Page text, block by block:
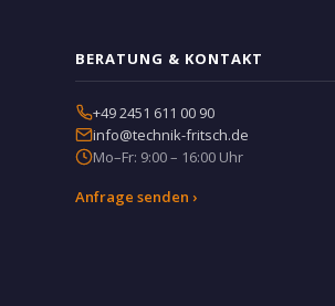
BERATUNG & KONTAKT
+49 2451 611 00 90
info@technik-fritsch.de
Mo–Fr: 9:00 – 16:00 Uhr
Anfrage senden ›